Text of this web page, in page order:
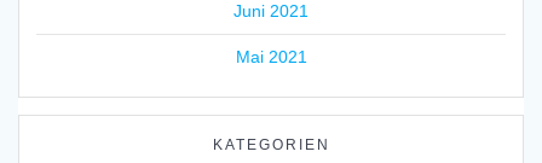
Juni 2021
Mai 2021
KATEGORIEN